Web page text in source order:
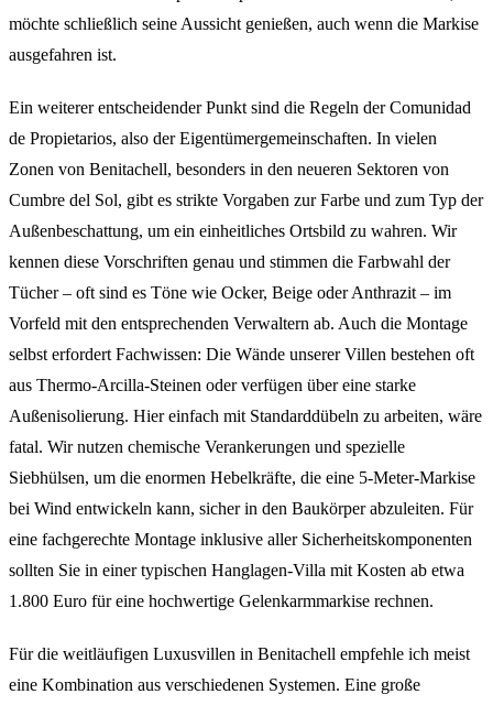
möchte schließlich seine Aussicht genießen, auch wenn die Markise
ausgefahren ist.
Ein weiterer entscheidender Punkt sind die Regeln der Comunidad
de Propietarios, also der Eigentümergemeinschaften. In vielen
Zonen von Benitachell, besonders in den neueren Sektoren von
Cumbre del Sol, gibt es strikte Vorgaben zur Farbe und zum Typ der
Außenbeschattung, um ein einheitliches Ortsbild zu wahren. Wir
kennen diese Vorschriften genau und stimmen die Farbwahl der
Tücher – oft sind es Töne wie Ocker, Beige oder Anthrazit – im
Vorfeld mit den entsprechenden Verwaltern ab. Auch die Montage
selbst erfordert Fachwissen: Die Wände unserer Villen bestehen oft
aus Thermo-Arcilla-Steinen oder verfügen über eine starke
Außenisolierung. Hier einfach mit Standarddübeln zu arbeiten, wäre
fatal. Wir nutzen chemische Verankerungen und spezielle
Siebhülsen, um die enormen Hebelkräfte, die eine 5-Meter-Markise
bei Wind entwickeln kann, sicher in den Baukörper abzuleiten. Für
eine fachgerechte Montage inklusive aller Sicherheitskomponenten
sollten Sie in einer typischen Hanglagen-Villa mit Kosten ab etwa
1.800 Euro für eine hochwertige Gelenkarmmarkise rechnen.
Für die weitläufigen Luxusvillen in Benitachell empfehle ich meist
eine Kombination aus verschiedenen Systemen. Eine große